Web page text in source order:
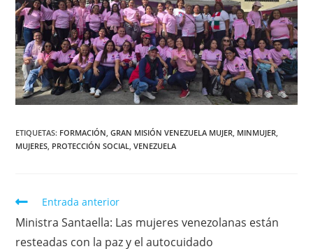
ETIQUETAS: FORMACIÓN, GRAN MISIÓN VENEZUELA MUJER, MINMUJER,
MUJERES, PROTECCIÓN SOCIAL, VENEZUELA
Entrada anterior
Ministra Santaella: Las mujeres venezolanas están
resteadas con la paz y el autocuidado